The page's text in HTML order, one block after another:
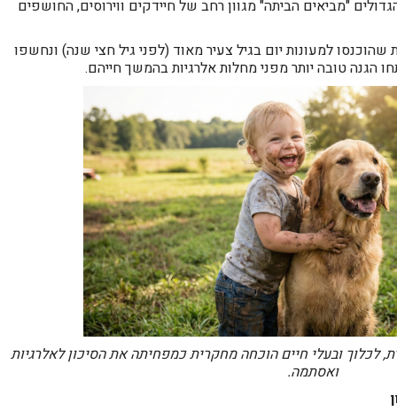
"מביאים הביתה" מגוון רחב של חיידקים ווירוסים, החושפים
שהוכנסו למעונות יום בגיל צעיר מאוד (לפני גיל חצי שנה) ונחשפו
הגנה טובה יותר מפני מחלות אלרגיות בהמשך חייהם.
לכלוך ובעלי חיים הוכחה מחקרית כמפחיתה את הסיכון לאלרגיות
ואסתמה.